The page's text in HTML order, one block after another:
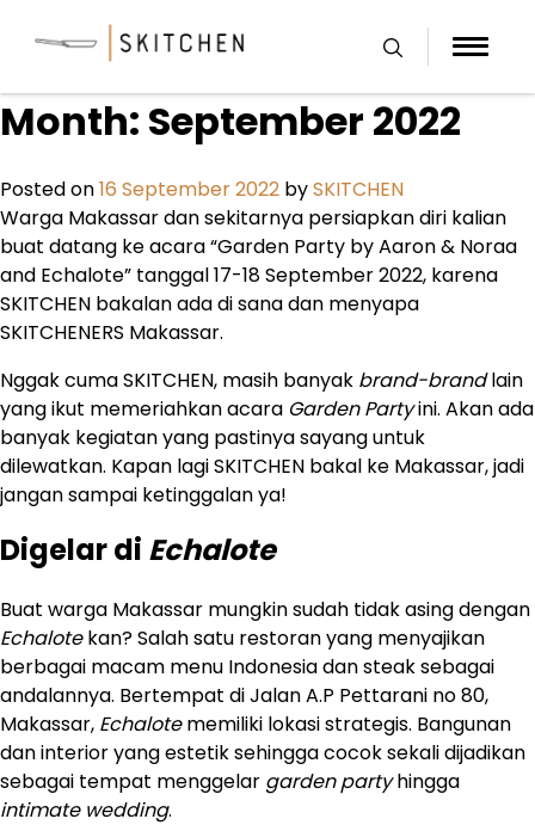
Month: September 2022
Posted on16 September 2022 bySKITCHEN
Warga Makassar dan sekitarnya persiapkan diri kalian
buat datang ke acara “Garden Party by Aaron & Noraa
and Echalote” tanggal 17-18 September 2022, karena
SKITCHEN bakalan ada di sana dan menyapa
SKITCHENERS Makassar.
Nggak cuma SKITCHEN, masih banyak brand-brandlain
yang ikut memeriahkan acara Garden Partyini. Akan ada
banyak kegiatan yang pastinya sayang untuk
dilewatkan. Kapan lagi SKITCHEN bakal ke Makassar, jadi
jangan sampai ketinggalan ya!
Digelar di Echalote
Buat warga Makassar mungkin sudah tidak asing dengan
Echalotekan? Salah satu restoran yang menyajikan
berbagai macam menu Indonesia dan steak sebagai
andalannya. Bertempat di Jalan A.P Pettarani no 80,
Makassar, Echalotememiliki lokasi strategis. Bangunan
dan interior yang estetik sehingga cocok sekali dijadikan
sebagai tempat menggelar garden partyhingga
intimate wedding.